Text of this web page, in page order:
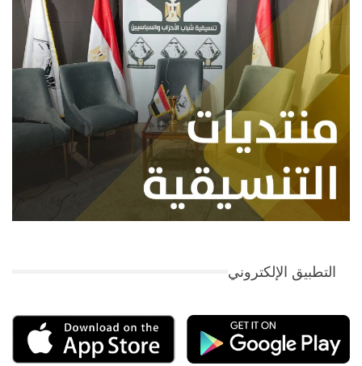
التطبيق الإلكتروني